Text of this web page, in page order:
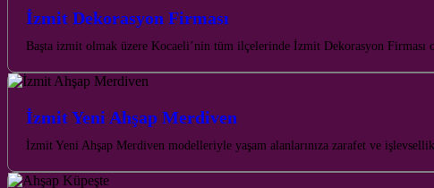
İzmit Dekorasyon Firması
Başta izmit olmak üzere Kocaeli’nin tüm ilçelerinde İzmit Dekorasyon
İzmit Yeni Ahşap Merdiven
İzmit Yeni Ahşap Merdiven modelleriyle yaşam alanlarınıza zarafet ve